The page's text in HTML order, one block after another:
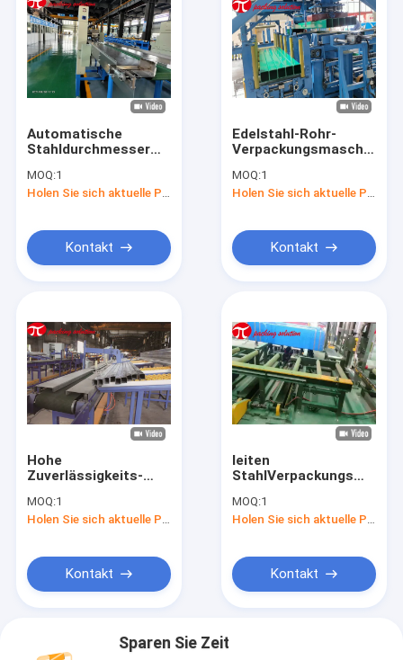
Automatische
Stahldurchmesser
Verpackungsmaschine-
Stretchfolie-
Identifikation
MOQ:1
Kontakt
Edelstahl-Rohr-
Verpackungsmaschine
horizontale 70r/Min
With PLC-Steuerung
MOQ:1
Kontakt
Hohe
Zuverlässigkeits-
Verpackungs-
Maschine für
der rohr-1.5kW
MOQ:1
Kontakt
leiten
Länge PVC des rohr-
1.5kw Verpackungs-
MOQ:1
Kontakt
Sparen Sie Zeit